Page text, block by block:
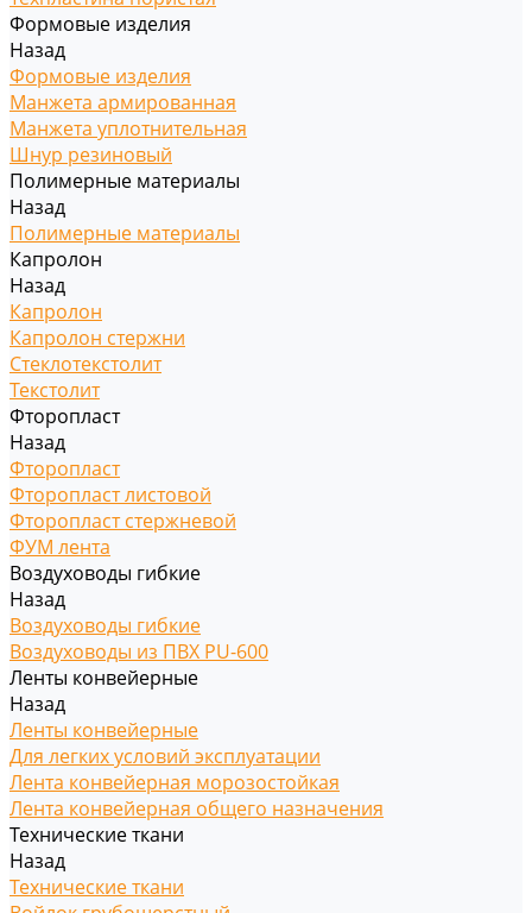
Формовые изделия
Назад
Формовые изделия
Манжета армированная
Манжета уплотнительная
Шнур резиновый
Полимерные материалы
Назад
Полимерные материалы
Капролон
Назад
Капролон
Капролон стержни
Стеклотекстолит
Текстолит
Фторопласт
Назад
Фторопласт
Фторопласт листовой
Фторопласт стержневой
ФУМ лента
Воздуховоды гибкие
Назад
Воздуховоды гибкие
Воздуховоды из ПВХ PU-600
Ленты конвейерные
Назад
Ленты конвейерные
Для легких условий эксплуатации
Лента конвейерная морозостойкая
Лента конвейерная общего назначения
Технические ткани
Назад
Технические ткани